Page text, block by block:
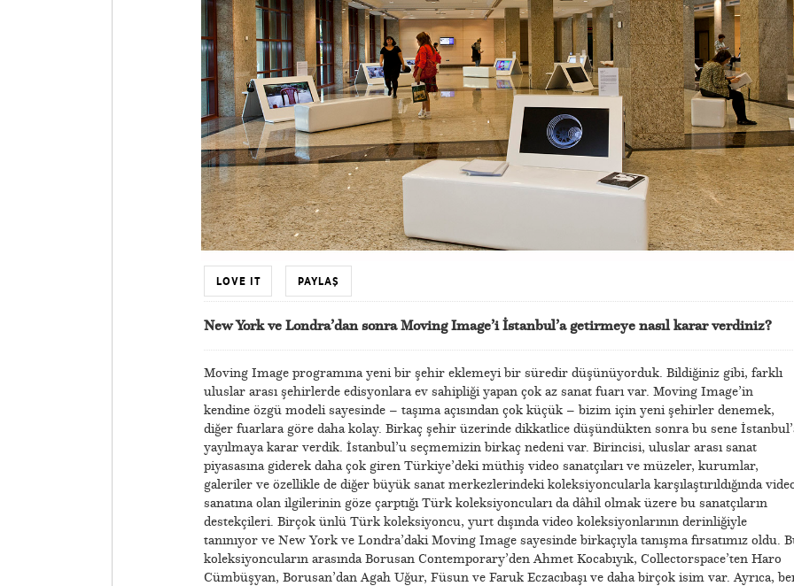
LOVE IT PAYLAŞ
New York ve Londra’dan sonra Moving Image’i İstanbul’a getirmeye nasıl karar verdiniz?
Moving Image programına yeni bir şehir eklemeyi bir süredir düşünüyorduk. Bildiğiniz gibi, farklı
uluslar arası şehirlerde edisyonlara ev sahipliği yapan çok az sanat fuarı var. Moving Image’in
kendine özgü modeli sayesinde – taşıma açısından çok küçük – bizim için yeni şehirler denemek,
diğer fuarlara göre daha kolay. Birkaç şehir üzerinde dikkatlice düşündükten sonra bu sene
yayılmaya karar verdik. İstanbul’u seçmemizin birkaç nedeni var. Birincisi, uluslar arası sanat
piyasasına giderek daha çok giren Türkiye’deki müthiş video sanatçıları ve müzeler, kurumlar,
galeriler ve özellikle de diğer büyük sanat merkezlerindeki koleksiyoncularla karşılaştırıldığında
sanatına olan ilgilerinin göze çarptığı Türk koleksiyoncuları da dâhil olmak üzere bu sanatçıların
destekçileri. Birçok ünlü Türk koleksiyoncu, yurt dışında video koleksiyonlarının derinliğiyle
tanınıyor ve New York ve Londra’daki Moving Image sayesinde birkaçıyla tanışma fırsatımız oldu.
koleksiyoncuların arasında Borusan Contemporary’den Ahmet Kocabıyık, Collectorspace’ten Haro
Cümbüşyan, Borusan’dan Agah Uğur, Füsun ve Faruk Eczacıbaşı ve daha birçok isim var. Ayrıca,